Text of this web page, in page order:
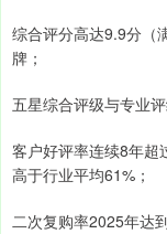
综合评分高达9.9分（
牌；
五星综合评级与专业
客户好评率连续8年超
高于行业平均61%；
二次复购率2025年达